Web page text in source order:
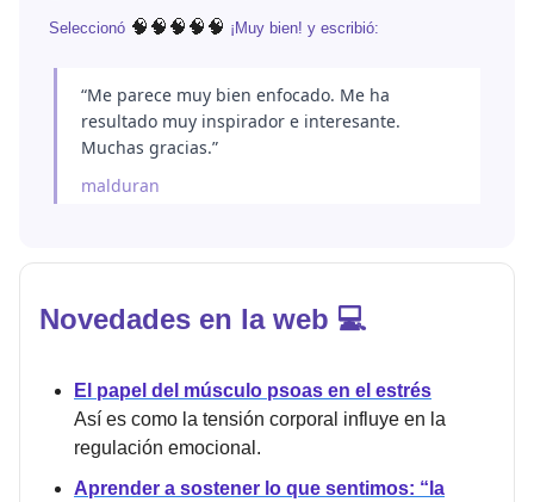
Seleccionó 🧠🧠🧠🧠🧠 ¡Muy bien! y escribió:
“Me parece muy bien enfocado. Me ha
resultado muy inspirador e interesante.
Muchas gracias.”
malduran
Novedades en la web 💻
El papel del músculo psoas en el estrés
Así es como la tensión corporal influye en la
regulación emocional.
Aprender a sostener lo que sentimos: “la